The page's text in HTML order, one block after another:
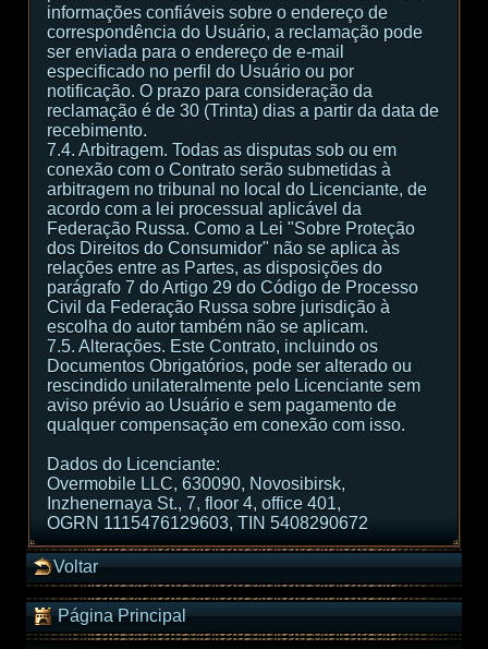
informações confiáveis sobre o endereço de
correspondência do Usuário, a reclamação pode
ser enviada para o endereço de e-mail
especificado no perfil do Usuário ou por
notificação. O prazo para consideração da
reclamação é de 30 (Trinta) dias a partir da data de
recebimento.
7.4. Arbitragem. Todas as disputas sob ou em
conexão com o Contrato serão submetidas à
arbitragem no tribunal no local do Licenciante, de
acordo com a lei processual aplicável da
Federação Russa. Como a Lei "Sobre Proteção
dos Direitos do Consumidor" não se aplica às
relações entre as Partes, as disposições do
parágrafo 7 do Artigo 29 do Código de Processo
Civil da Federação Russa sobre jurisdição à
escolha do autor também não se aplicam.
7.5. Alterações. Este Contrato, incluindo os
Documentos Obrigatórios, pode ser alterado ou
rescindido unilateralmente pelo Licenciante sem
aviso prévio ao Usuário e sem pagamento de
qualquer compensação em conexão com isso.
Dados do Licenciante:
Overmobile LLC, 630090, Novosibirsk,
Inzhenernaya St., 7, floor 4, office 401,
OGRN 1115476129603, TIN 5408290672
Voltar
Página Principal